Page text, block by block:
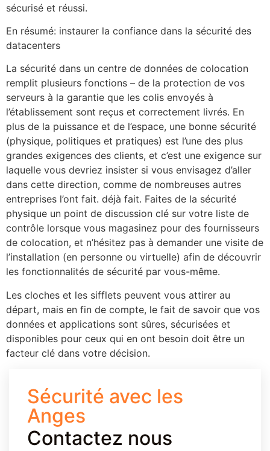
sécurisé et réussi.
En résumé: instaurer la confiance dans la sécurité des
datacenters
La sécurité dans un centre de données de colocation
remplit plusieurs fonctions – de la protection de vos
serveurs à la garantie que les colis envoyés à
l’établissement sont reçus et correctement livrés. En
plus de la puissance et de l’espace, une bonne sécurité
(physique, politiques et pratiques) est l’une des plus
grandes exigences des clients, et c’est une exigence sur
laquelle vous devriez insister si vous envisagez d’aller
dans cette direction, comme de nombreuses autres
entreprises l’ont fait. déjà fait. Faites de la sécurité
physique un point de discussion clé sur votre liste de
contrôle lorsque vous magasinez pour des fournisseurs
de colocation, et n’hésitez pas à demander une visite de
l’installation (en personne ou virtuelle) afin de découvrir
les fonctionnalités de sécurité par vous-même.
Les cloches et les sifflets peuvent vous attirer au
départ, mais en fin de compte, le fait de savoir que vos
données et applications sont sûres, sécurisées et
disponibles pour ceux qui en ont besoin doit être un
facteur clé dans votre décision.
Sécurité avec les
Anges
Contactez nous